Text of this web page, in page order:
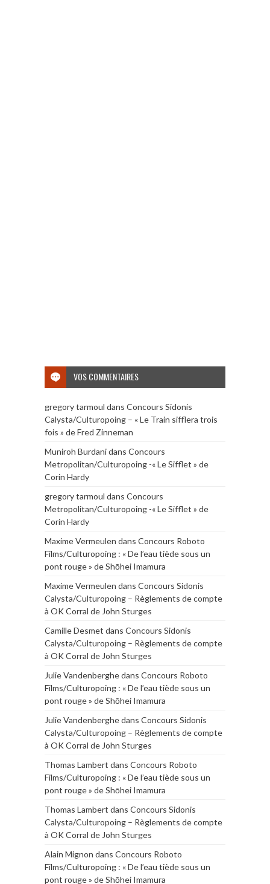
VOS COMMENTAIRES
gregory tarmoul dans Concours Sidonis
Calysta/Culturopoing – « Le Train sifflera trois
fois » de Fred Zinneman
Muniroh Burdanidans Concours
Metropolitan/Culturopoing -« Le Sifflet » de
Corin Hardy
gregory tarmoul dans Concours
Metropolitan/Culturopoing -« Le Sifflet » de
Corin Hardy
Maxime Vermeulen dans Concours Roboto
Films/Culturopoing : « De l’eau tiède sous un
pont rouge » de Shōhei Imamura
Maxime Vermeulen dans Concours Sidonis
Calysta/Culturopoing – Règlements de compte
à OK Corral de John Sturges
Camille Desmet dans Concours Sidonis
Calysta/Culturopoing – Règlements de compte
à OK Corral de John Sturges
Julie Vandenberghedans Concours Roboto
Films/Culturopoing : « De l’eau tiède sous un
pont rouge » de Shōhei Imamura
Julie Vandenberghedans Concours Sidonis
Calysta/Culturopoing – Règlements de compte
à OK Corral de John Sturges
Thomas Lambert dans Concours Roboto
Films/Culturopoing : « De l’eau tiède sous un
pont rouge » de Shōhei Imamura
Thomas Lambert dans Concours Sidonis
Calysta/Culturopoing – Règlements de compte
à OK Corral de John Sturges
Alain Mignon dans Concours Roboto
Films/Culturopoing : « De l’eau tiède sous un
pont rouge » de Shōhei Imamura